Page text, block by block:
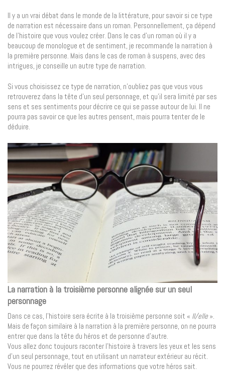
Il y a un vrai débat dans le monde de la littérature, pour savoir si ce type
de narration est nécessaire dans un roman. Personnellement, ça dépend
de l’histoire que vous voulez créer. Dans le cas d’un roman où il y a
beaucoup de monologue et de sentiment, je recommande la narration à
la première personne. Mais dans le cas de roman à suspens, avec des
intrigues, je conseille un autre type de narration.
Si vous choisissez ce type de narration, n’oubliez pas que vous vous
retrouverez dans la tête d’un seul personnage, et qu’il sera limité par ses
sens et ses sentiments pour décrire ce qui se passe autour de lui. Il ne
pourra pas savoir ce que les autres pensent, mais pourra tenter de le
déduire.
La narration à la troisième personne alignée sur un seul
personnage
Dans ce cas, l’histoire sera écrite à la troisième personne soit « Il/elle».
Mais de façon similaire à la narration à la première personne, on ne pourra
entrer que dans la tête du héros et de personne d’autre.
Vous allez donc toujours raconter l’histoire à travers les yeux et les sens
d’un seul personnage, tout en utilisant un narrateur extérieur au récit.
Vous ne pourrez révéler que des informations que votre héros sait.